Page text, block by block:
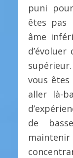
puni
êtes pas
âme
vous
aller là-
de